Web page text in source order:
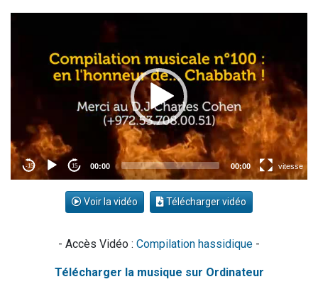
Voir la vidéo Télécharger vidéo
- Accès Vidéo : Compilation hassidique -
Télécharger la musique sur Ordinateur